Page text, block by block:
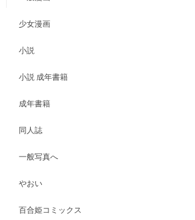
少女漫画
小説
小説 成年書籍
成年書籍
同人誌
一般写真へ
やおい
百合姫コミックス